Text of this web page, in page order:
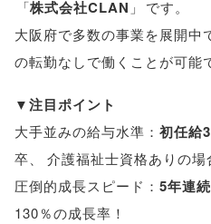
「株式会社CLAN 」 です。
大阪府で多数の事業を展開中
の転勤なしで働くことが可能
▼注目ポイント
大手並みの給与水準： 初任給
卒、 介護福祉士資格ありの場
圧倒的成長スピード： 5年連
130％の成長率！